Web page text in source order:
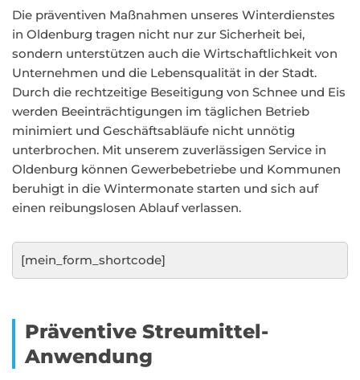
Die präventiven Maßnahmen unseres Winterdienstes
in Oldenburg tragen nicht nur zur Sicherheit bei,
sondern unterstützen auch die Wirtschaftlichkeit von
Unternehmen und die Lebensqualität in der Stadt.
Durch die rechtzeitige Beseitigung von Schnee und Eis
werden Beeinträchtigungen im täglichen Betrieb
minimiert und Geschäftsabläufe nicht unnötig
unterbrochen. Mit unserem zuverlässigen Service in
Oldenburg können Gewerbebetriebe und Kommunen
beruhigt in die Wintermonate starten und sich auf
einen reibungslosen Ablauf verlassen.
[mein_form_shortcode]
Präventive Streumittel-
Anwendung